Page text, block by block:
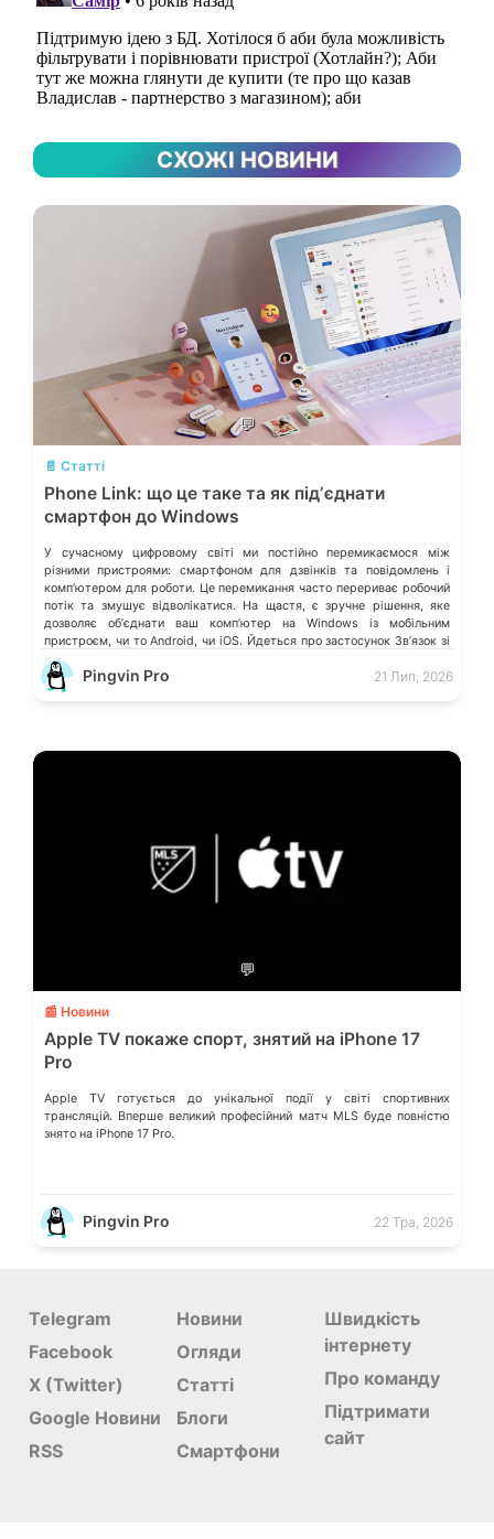
СХОЖІ НОВИНИ
💬
📄 Статті
Phone Link: що це таке та як підʼєднати
смартфон до Windows
У сучасному цифровому світі ми постійно перемикаємося між
різними пристроями: смартфоном для дзвінків та повідомлень і
компʼютером для роботи. Це перемикання часто перериває робочий
потік та змушує відволікатися. На щастя, є зручне рішення, яке
дозволяє обʼєднати ваш компʼютер на Windows із мобільним
пристроєм, чи то Android, чи iOS. Йдеться про застосунок Звʼязок зі
смартфоном (Phone Link) від Microsoft, що перетворює ваш ПК на
своєрідний «міст» до функцій смартфона.
Pingvin Pro 21 Лип, 2026
💬
📰 Новини
Apple TV покаже спорт, знятий на iPhone 17
Pro
Apple TV готується до унікальної події у світі спортивних
трансляцій. Вперше великий професійний матч MLS буде повністю
знято на iPhone 17 Pro.
Pingvin Pro 22 Тра, 2026
Telegram
Facebook
X (Twitter)
Google Новини
RSS
Новини
Огляди
Статті
Блоги
Смартфони
Швидкість
інтернету
Про команду
Підтримати
сайт